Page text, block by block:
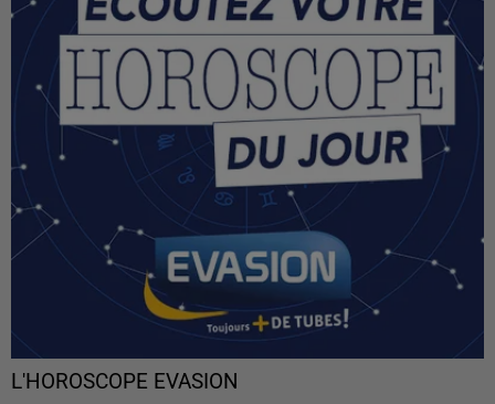
L'HOROSCOPE EVASION